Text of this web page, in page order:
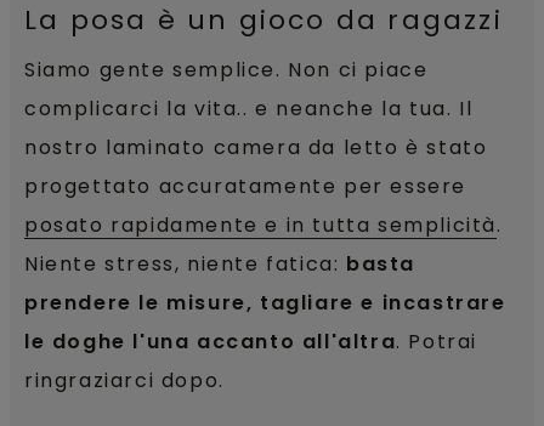
La posa è un gioco da ragazzi
Siamo gente semplice. Non ci piace
complicarci la vita.. e neanche la tua. Il
nostro laminato camera da letto è stato
progettato accuratamente per essere
posato rapidamente e in tutta semplicità.
Niente stress, niente fatica: basta
prendere le misure, tagliare e incastrare
le doghe l'una accanto all'altra. Potrai
ringraziarci dopo.